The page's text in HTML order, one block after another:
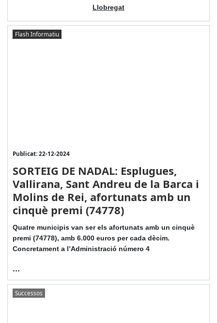
Llobregat
Flash Informatiu
Publicat: 22-12-2024
SORTEIG DE NADAL: Esplugues,
Vallirana, Sant Andreu de la Barca i
Molins de Rei, afortunats amb un
cinquè premi (74778)
Quatre municipis van ser els afortunats amb un cinquè
premi (74778), amb 6.000 euros per cada dècim.
Concretament a l’Administració número 4
...
Successos